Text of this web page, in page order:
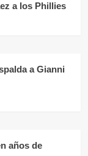
a los Phillies
a Gianni
años de